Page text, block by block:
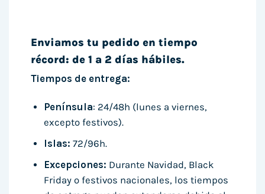
Enviamos tu pedido en tiempo
récord: de 1 a 2 días hábiles.
Tiempos de entrega:
Península: 24/48h (lunes a viernes,
excepto festivos).
Islas: 72/96h.
Excepciones: Durante Navidad, Black
Friday o festivos nacionales, los tiempos